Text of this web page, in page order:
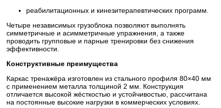
реабилитационных и кинезитерапевтических программ.
Четыре независимых грузоблока позволяют выполнять
симметричные и асимметричные упражнения, а также
проводить групповые и парные тренировки без снижения
эффективности.
Конструктивные преимущества
Каркас тренажёра изготовлен из стального профиля 80×40 мм
с применением металла толщиной 2 мм. Конструкция
отличается высокой жёсткостью и устойчивостью, рассчитана
на постоянные высокие нагрузки в коммерческих условиях.